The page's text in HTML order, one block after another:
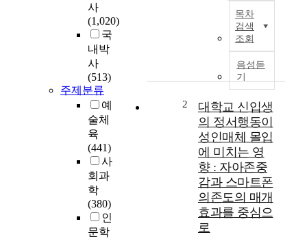
사
(1,020)
국
내박
사
(513)
주제분류
예
술체
육
(441)
사
회과
학
(380)
인
문학
목차
검색
조회
음성듣
기
2
대학교 신입생
의 정서행동이
성인매체 몰입
에 미치는 영
향 : 자아존중
감과 스마트폰
의존도의 매개
효과를 중심으
로